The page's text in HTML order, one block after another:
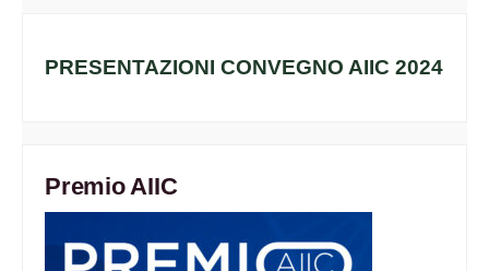
PRESENTAZIONI CONVEGNO AIIC 2024
Premio AIIC